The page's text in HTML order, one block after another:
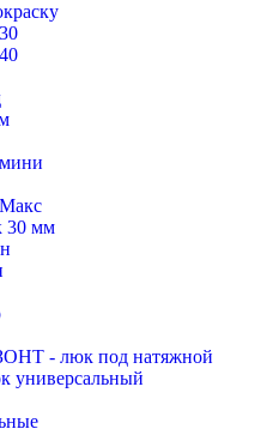
30 мм
- люк под натяжной
универсальный